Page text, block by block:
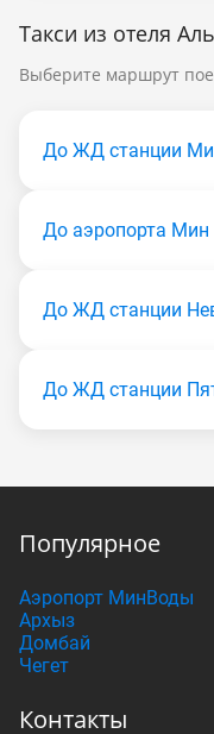
Такси из отеля
Выберите маршрут
До ЖД станции
До аэропорта Мин
До ЖД станции
До ЖД станции
Популярное
Аэропорт МинВоды
Архыз
Домбай
Чегет
Контакты